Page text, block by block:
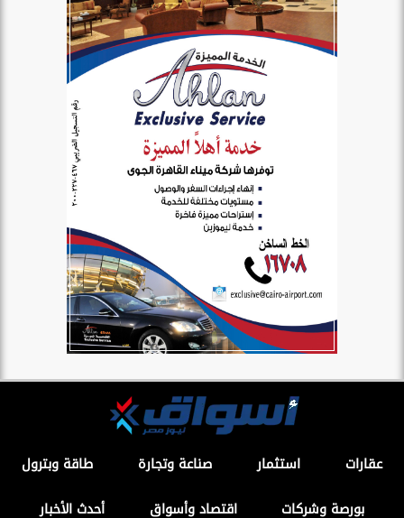
عقارات استثمار صناعة وتجارة
طاقة وبترول
بورصة وشركات
اقتصاد وأسواق أحدث الأخبار